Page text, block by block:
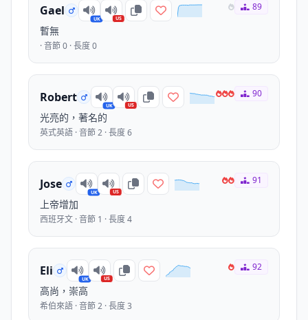
Gael
UK US
暫無
· 音節 0 · 長度 0
89
Robert
UK US
光亮的，著名的
英式英語 · 音節 2 · 長度 6
90
Jose
UK US
上帝增加
西班牙文 · 音節 1 · 長度 4
91
Eli
UK US
高尚，崇高
希伯來語 · 音節 2 · 長度 3
92